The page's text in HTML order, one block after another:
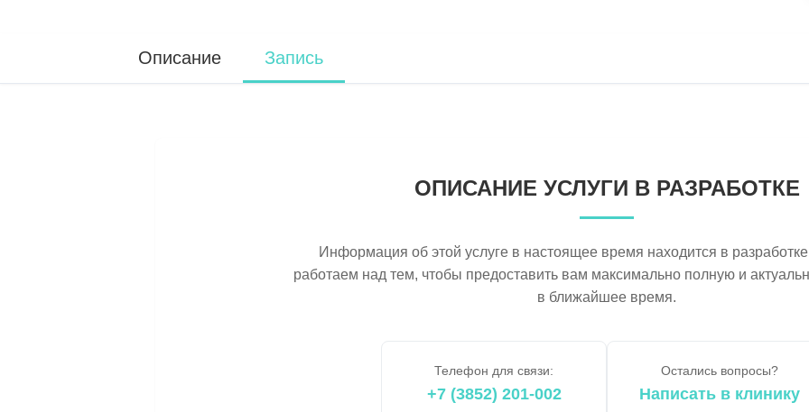
Описание Запись
ОПИСАНИЕ УСЛУГИ В РАЗРАБОТКЕ
Информация об этой услуге в настоящее время находится в
работаем над тем, чтобы предоставить вам максимально полную и
в ближайшее время.
Телефон для связи:
+7 (3852) 201-002
Остались вопросы?
Написать в клинику